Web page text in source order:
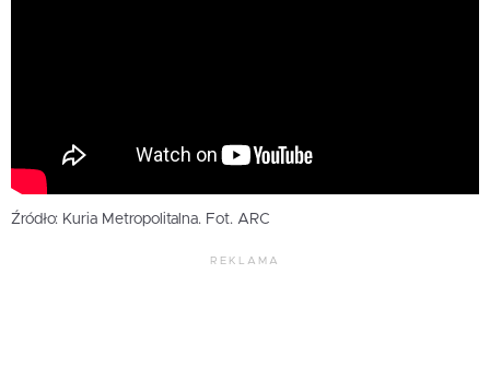
Źródło: Kuria Metropolitalna. Fot. ARC
REKLAMA